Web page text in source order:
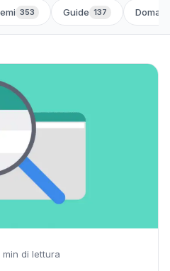
353 Guide 137
min di lettura